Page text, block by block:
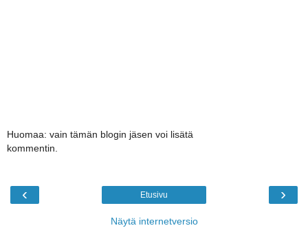
Huomaa: vain tämän blogin jäsen voi lisätä
kommentin.
‹ ›
Etusivu
Näytä internetversio